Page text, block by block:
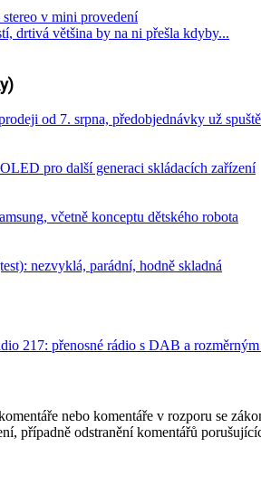
v mini provedení
drtivá většina by na ni přešla kdyby...
od 7. srpna, předobjednávky už
pro další generaci skládacích zařízení
včetně konceptu dětského robota
nezvyklá, parádní, hodně skladná
217: přenosné rádio s DAB a
nebo komentáře v rozporu se
případně odstranění komentářů